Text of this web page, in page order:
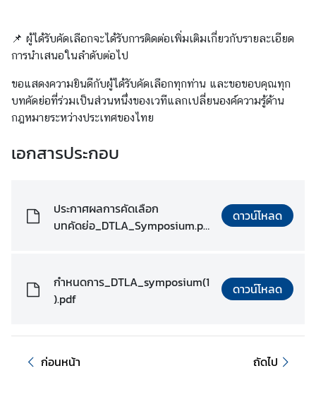
ก
ห
ม
า
ร
ว่
า
ะ
ศ
📌 ผู้ได้รับคัดเลือกจะได้รับการติดต่อเพิ่มเติมเกี่ยวกับรายละเอียด
การนำเสนอในลำดับต่อไป
ขอแสดงความยินดีกับผู้ได้รับคัดเลือกทุกท่าน และขอขอบคุณทุก
บทคัดย่อที่ร่วมเป็นส่วนหนึ่งของเวทีแลกเปลี่ยนองค์ความรู้ด้าน
กฎหมายระหว่างประเทศของไทย
เอกสารประกอบ
ประกาศผลการคัดเลือก
บทคัดย่อ_DTLA_Symposium.pd
ดาวน์โหลด
กำหนดการ_DTLA_symposium(1
).pdf
ดาวน์โหลด
ก่อนหน้า ถัดไป